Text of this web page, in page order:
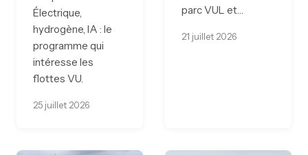
Électrique,
hydrogène, IA : le
programme qui
intéresse les
flottes VU.
25 juillet 2026
parc VUL et…
21 juillet 2026